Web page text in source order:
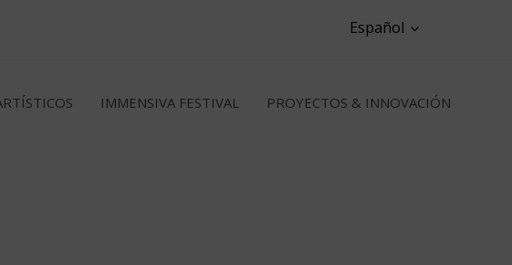
Español
IMMENSIVA FESTIVAL PROYECTOS & INNOVACIÓN